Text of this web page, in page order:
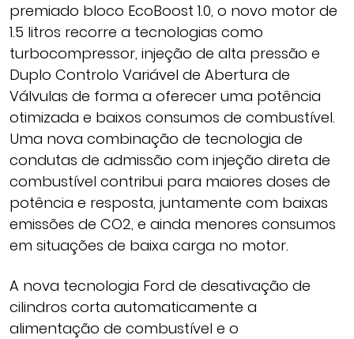
premiado bloco EcoBoost 1.0, o novo motor de
1.5 litros recorre a tecnologias como
turbocompressor, injeção de alta pressão e
Duplo Controlo Variável de Abertura de
Válvulas de forma a oferecer uma potência
otimizada e baixos consumos de combustível.
Uma nova combinação de tecnologia de
condutas de admissão com injeção direta de
combustível contribui para maiores doses de
potência e resposta, juntamente com baixas
emissões de CO2, e ainda menores consumos
em situações de baixa carga no motor.
A nova tecnologia Ford de desativação de
cilindros corta automaticamente a
alimentação de combustível e o